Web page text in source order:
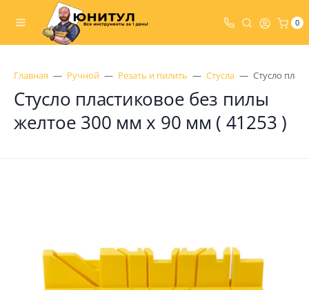
0
Главная Ручной Резать и пилить Стусла Стусло
Стусло пластиковое без пилы
желтое 300 мм х 90 мм ( 41253 )